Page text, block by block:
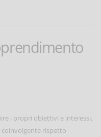
i propri obiettivi e interessi,
coinvolgente rispetto